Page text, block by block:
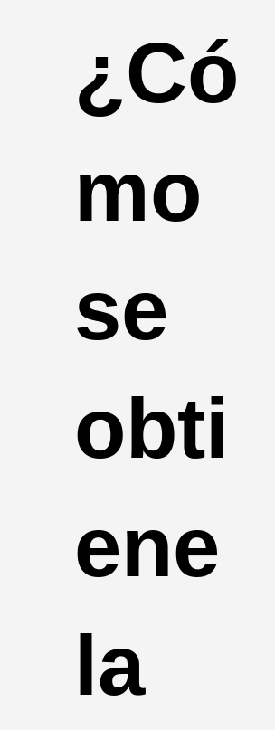
¿Có
mo
se
obti
ene
la